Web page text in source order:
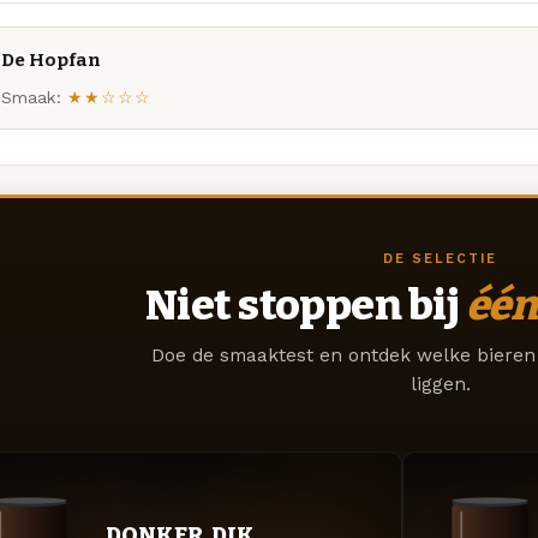
De Hopfan
Smaak: ★★☆☆☆
DE SELECTIE
Niet stoppen bij één
Doe de smaaktest en ontdek welke
liggen.